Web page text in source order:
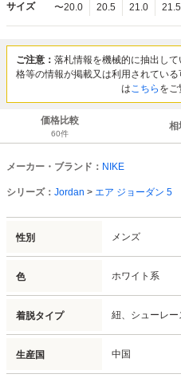
サイズ 〜20.0 20.5 21.0 21.5
ご注意： 落札情報を機械的に抽出し
格等の情報が掲載又は利用されてい
はこちら をご
価格比較
60件
相
メーカー・ブランド： NIKE
シリーズ： Jordan > エア ジョーダン 5
性別 メンズ
色 ホワイト系
着脱タイプ 紐、シューレー
生産国 中国